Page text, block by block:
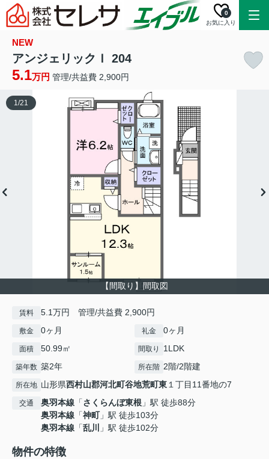
お気に入り
0
NEW
アンジェリックＩ 204
5.1万円 管理/共益費 2,900円
【間取り】間取図
1/21
賃料 5.1万円 管理/共益費 2,900円
敷金 0ヶ月 礼金 0ヶ月
面積 50.99㎡ 間取り 1LDK
築年数 築2年 所在階 2階/2階建
所在地 山形県西村山郡河北町谷地荒町東１丁目11番地の7
交通 奥羽本線 「さくらんぼ東根 」駅 徒歩88分
奥羽本線 「神町」駅 徒歩103分
奥羽本線 「乱川 」駅 徒歩102分
物件の特徴